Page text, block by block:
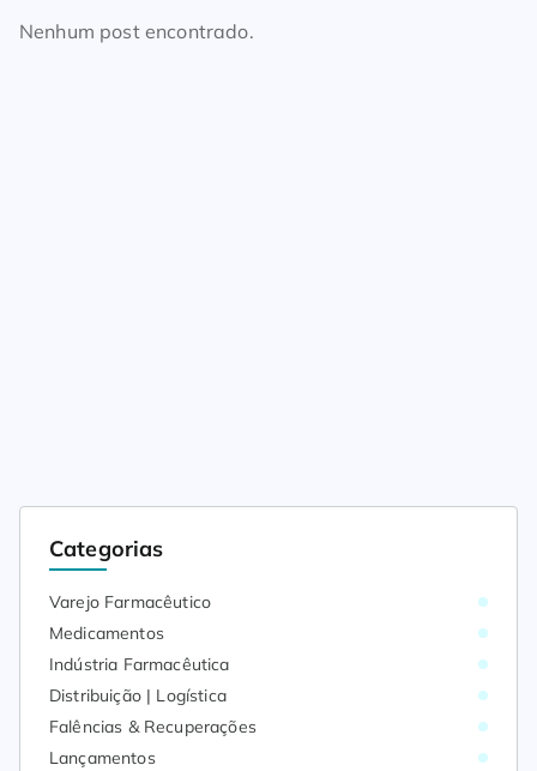
Nenhum post encontrado.
Categorias
Varejo Farmacêutico
Medicamentos
Indústria Farmacêutica
Distribuição | Logística
Falências & Recuperações
Lançamentos